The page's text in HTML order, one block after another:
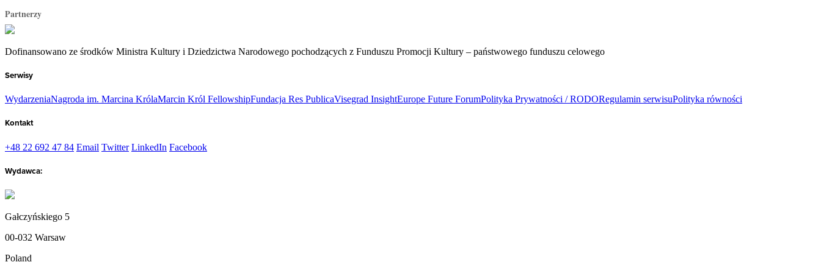
Partnerzy
Dofinansowano ze środków Ministra Kultury i Dziedzictwa Narodowego pochodzących z Funduszu Promocji Kultury – państwowego funduszu celowego
Serwisy
WydarzeniaNagroda im. Marcina KrólaMarcin Król FellowshipFundacja Res PublicaVisegrad InsightEurope Future ForumPolityka Prywatności / RODORegulamin serwisuPolityka równości
Kontakt
+48 22 692 47 84 Email Twitter LinkedIn Facebook
Wydawca:
Gałczyńskiego 5
00-032 Warsaw
Poland